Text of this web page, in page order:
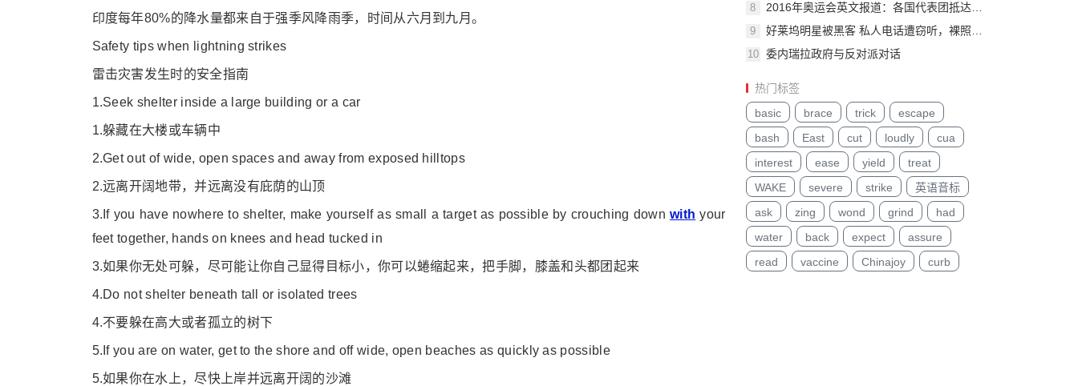
印度每年80%的降水量都来自于强季风降雨季，时间从六月到九月。
Safety tips when lightning strikes
雷击灾害发生时的安全指南
1.Seek shelter inside a large building or a car
1.躲藏在大楼或车辆中
2.Get out of wide, open spaces and away from exposed hilltops
2.远离开阔地带，并远离没有庇荫的山顶
3.If you have nowhere to shelter, make yourself as small a target as possible by crouching down with your
feet together, hands on knees and head tucked in
3.如果你无处可躲，尽可能让你自己显得目标小，你可以蜷缩起来，把手脚，膝盖和头都团起来
4.Do not shelter beneath tall or isolated trees
4.不要躲在高大或者孤立的树下
5.If you are on water, get to the shore and off wide, open beaches as quickly as possible
5.如果你在水上，尽快上岸并远离开阔的沙滩
8 2016年奥运会英文报道：各国代表团抵达里约
9
10 委内瑞拉政府与反对派对话
热门标签
basic
brace trick
escape
bash
East cut loudly
cua
interest
ease yield
treat
WAKE
severe strike
英语音标
ask
zing wond grind
had
water
back expect
assure
read
vaccine Chinajoy curb